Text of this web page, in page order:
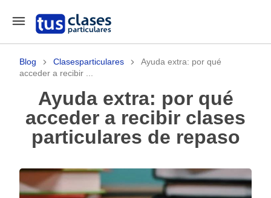
Blog Clasesparticulares
Ayuda extra: por qué
acceder a recibir ...
Ayuda extra: por qué
acceder a recibir clases
particulares de repaso